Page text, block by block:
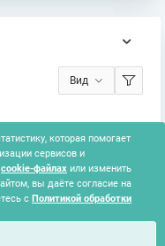
Вид
инфраструктуры
которая помогает
сервисов и
cookie-файлах или изменить
вы даёте согласие на
с Политикой обработки